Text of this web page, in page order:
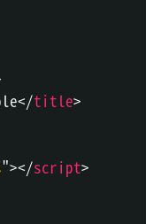
</title>
"></script>